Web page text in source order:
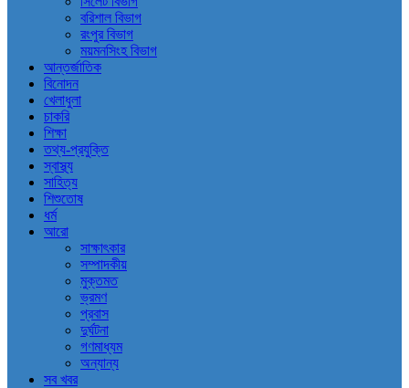
বরিশাল বিভাগ
রংপুর বিভাগ
ময়মনসিংহ বিভাগ
আন্তর্জাতিক
বিনোদন
খেলাধুলা
চাকরি
শিক্ষা
তথ্য-প্রযুক্তি
স্বাস্থ্য
সাহিত্য
শিশুতোষ
ধর্ম
আরো
সাক্ষাৎকার
সম্পাদকীয়
মুক্তমত
ভ্রমণ
প্রবাস
দুর্ঘটনা
গণমাধ্যম
অন্যান্য
সব খবর